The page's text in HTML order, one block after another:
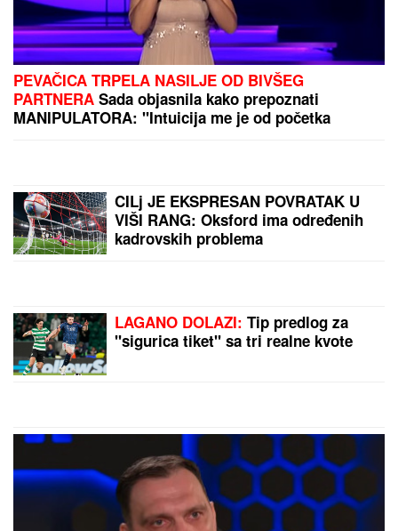
saigrača
RAZBIJENA ŠOFERKA, STAKLO I
ISEČENA RUKAAsmin i Maja se
da prepoznate kad vas neko laže